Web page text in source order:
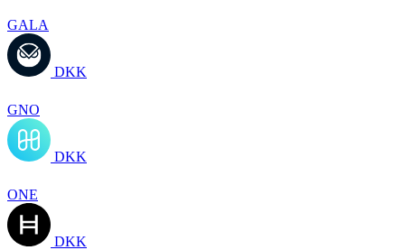
GALA
DKK
GNO
DKK
ONE
DKK